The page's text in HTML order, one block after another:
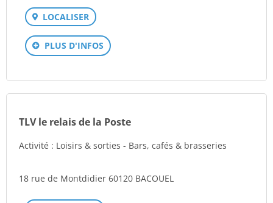
LOCALISER
PLUS D'INFOS
TLV le relais de la Poste
Activité : Loisirs & sorties - Bars, cafés & brasseries
18 rue de Montdidier 60120 BACOUEL